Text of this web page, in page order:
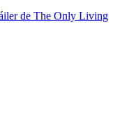
de The Only Living